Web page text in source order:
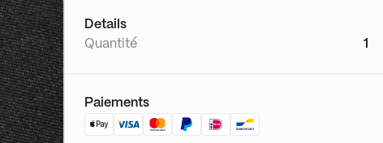
Details
Quantité
1
Paiements